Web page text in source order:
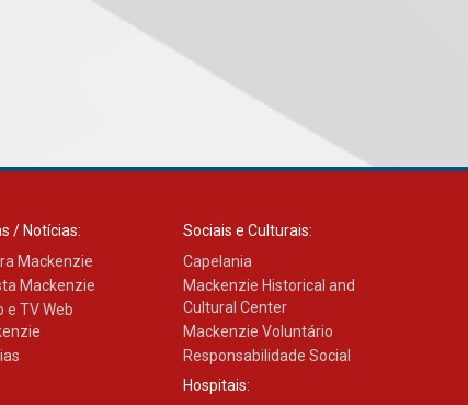
com obra sobre ética e
Semana Internacional
Mackenzie promove
parcerias internacionais
/ Notícias:
Mackenzie
Mackenzie
e TV Web
Sociais e Culturais:
Capelania
Mackenzie Historical and
Cultural Center
Mackenzie Voluntário
Responsabilidade Social
Hospitais: